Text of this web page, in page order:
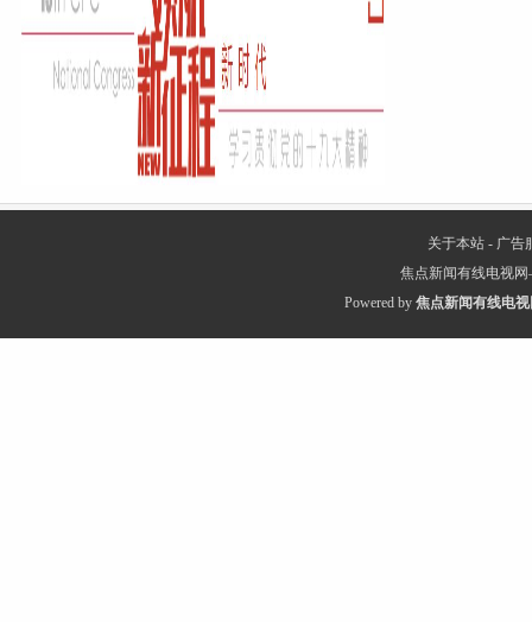
关于本站 - 广告
焦点新闻有线电视
Powered by 焦点新闻有线电